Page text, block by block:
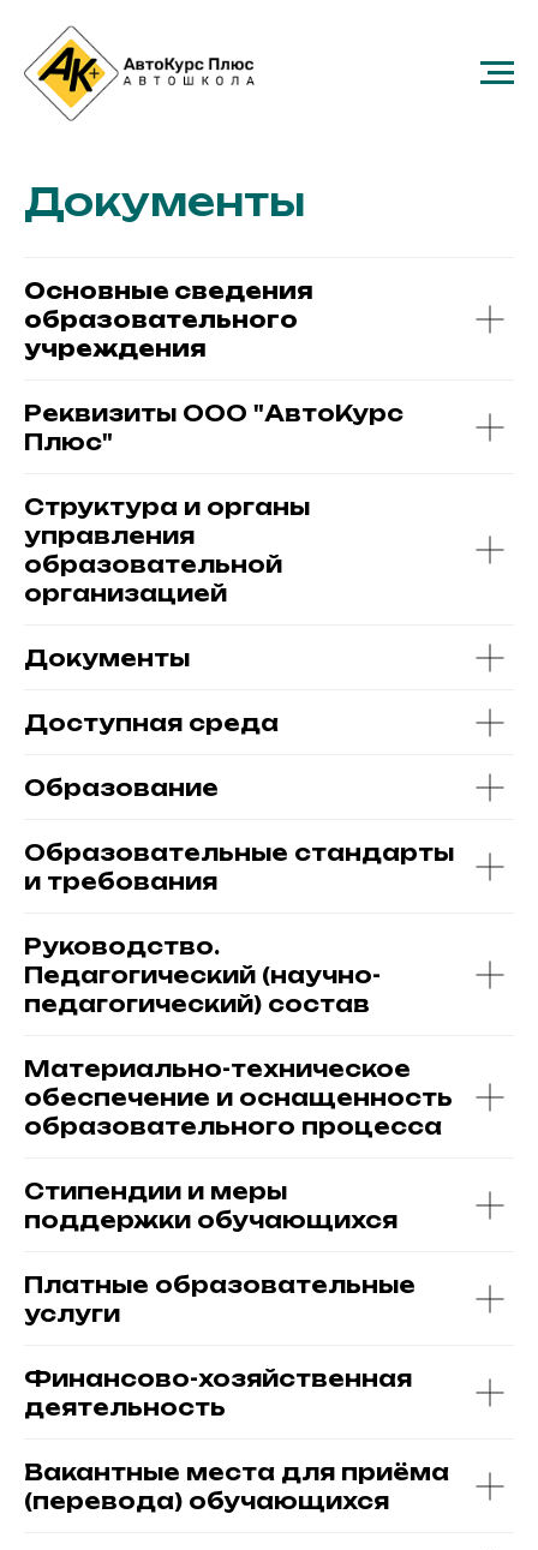
Документы
Основные сведения
образовательного
учреждения
Реквизиты ООО "АвтоКурс
Плюс"
Структура и органы
управления
образовательной
организацией
Документы
Доступная среда
Образование
Образовательные стандарты
и требования
Руководство.
Педагогический (научно-
педагогический) состав
Материально-техническое
обеспечение и оснащенность
образовательного процесса
Стипендии и меры
поддержки обучающихся
Платные образовательные
услуги
Финансово-хозяйственная
деятельность
Вакантные места для приёма
(перевода) обучающихся